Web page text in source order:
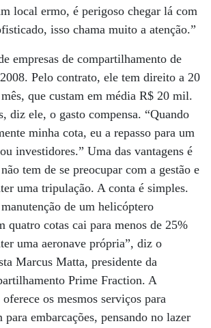
local ermo, é perigoso chegar lá com
isso chama muito a atenção.”
empresas de compartilhamento de
Pelo contrato, ele tem direito a 20
que custam em média R$ 20 mil.
diz ele, o gasto compensa. “Quando
minha cota, eu a repasso para um
investidores.” Uma das vantagens é
tem de se preocupar com a gestão e
uma tripulação. A conta é simples.
de um helicóptero
quatro cotas cai para menos de 25%
uma aeronave própria”, diz o
Marcus Matta, presidente da
Prime Fraction. A
os mesmos serviços para
para embarcações, pensando no lazer